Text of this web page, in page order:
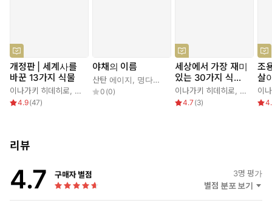
개정판 | 세계사를
바꾼 13가지 식물
이나가키 히데히로 서수지
4.9(47)
야채의 이름
산탄 에이지 명다인 이나가키 히데히로
0 (0)
세상에서 가장 재미
있는 30가지 식물
학 이야기
이나가키 히데히로 서수지
4.7 (3)
조
살
전
이
리뷰
4.7 구매자 별점 3명 평가
별점 분포 보기